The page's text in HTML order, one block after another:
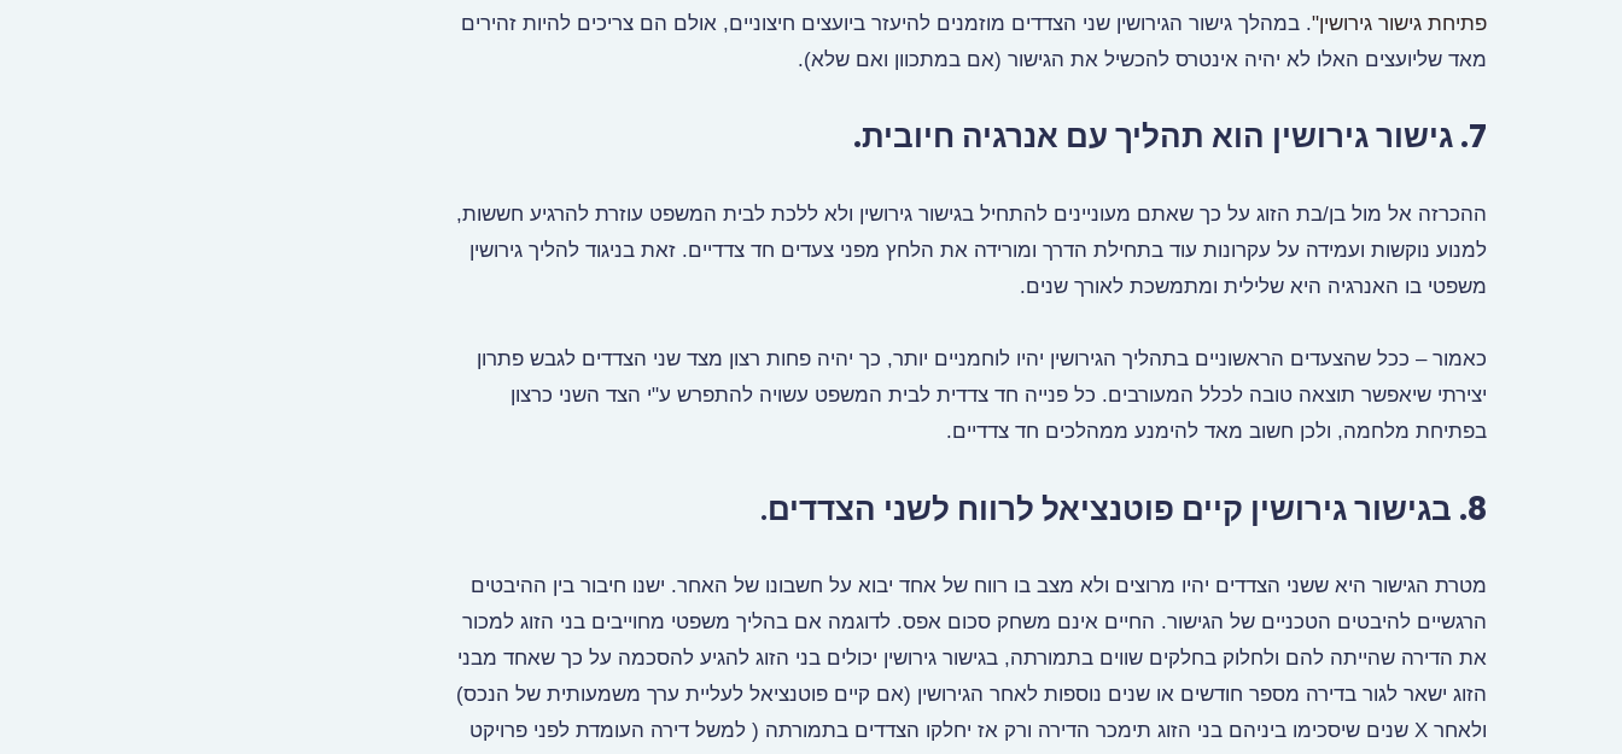
פתיחת גישור גירושין". במהלך גישור הגירושין שני הצדדים מוזמנים להיעזר ביועצים חיצוניים, אולם הם צריכים להיות זהירים
מאד שליועצים האלו לא יהיה אינטרס להכשיל את הגישור (אם במתכוון ואם שלא).
7. גישור גירושין הוא תהליך עם אנרגיה חיובית.
ההכרזה אל מול בן/בת הזוג על כך שאתם מעוניינים להתחיל בגישור גירושין ולא ללכת לבית המשפט עוזרת להרגיע חששות,
למנוע נוקשות ועמידה על עקרונות עוד בתחילת הדרך ומורידה את הלחץ מפני צעדים חד צדדיים. זאת בניגוד להליך גירושין
משפטי בו האנרגיה היא שלילית ומתמשכת לאורך שנים.
כאמור – ככל שהצעדים הראשוניים בתהליך הגירושין יהיו לוחמניים יותר, כך יהיה פחות רצון מצד שני הצדדים לגבש פתרון
יצירתי שיאפשר תוצאה טובה לכלל המעורבים. כל פנייה חד צדדית לבית המשפט עשויה להתפרש ע"י הצד השני כרצון
בפתיחת מלחמה, ולכן חשוב מאד להימנע ממהלכים חד צדדיים.
8. בגישור גירושין קיים פוטנציאל לרווח לשני הצדדים .
מטרת הגישור היא ששני הצדדים יהיו מרוצים ולא מצב בו רווח של אחד יבוא על חשבונו של האחר. ישנו חיבור בין ההיבטים
הרגשיים להיבטים הטכניים של הגישור. החיים אינם משחק סכום אפס. לדוגמה אם בהליך משפטי מחוייבים בני הזוג למכור
את הדירה שהייתה להם ולחלוק בחלקים שווים בתמורתה, בגישור גירושין יכולים בני הזוג להגיע להסכמה על כך שאחד מבני
הזוג ישאר לגור בדירה מספר חודשים או שנים נוספות לאחר הגירושין (אם קיים פוטנציאל לעליית ערך משמעותית של הנכס)
ולאחר X שנים שיסכימו ביניהם בני הזוג תימכר הדירה ורק אז יחלקו הצדדים בתמורתה ( למשל דירה העומדת לפני פרויקט